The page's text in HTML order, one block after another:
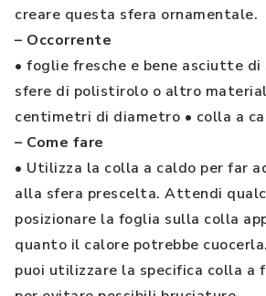
creare questa sfera ornamentale.
– Occorrente
• foglie fresche e bene asciutte
sfere di polistirolo o altro
centimetri di diametro • colla a
– Come fare
• Utilizza la colla a caldo per far
alla sfera prescelta. Attendi
posizionare la foglia sulla colla
quanto il calore potrebbe
puoi utilizzare la specifica colla a